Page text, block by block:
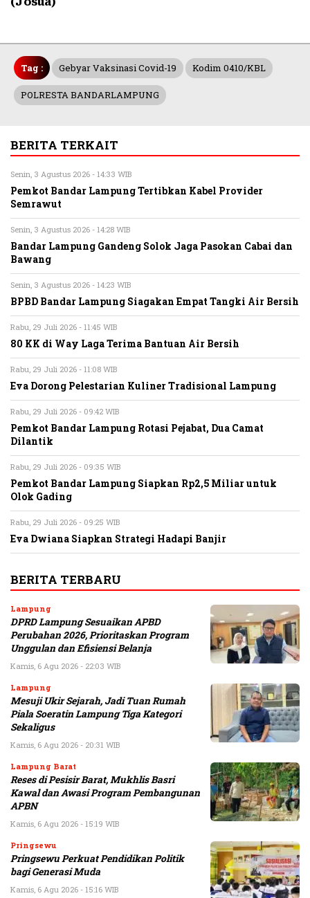
Tag : Gebyar Vaksinasi Covid-19 Kodim 0410/KBL
POLRESTA BANDARLAMPUNG
BERITA TERKAIT
Senin, 3 Agustus 2026 - 14:33 WIB
Pemkot Bandar Lampung Tertibkan Kabel Provider
Semrawut
Senin, 3 Agustus 2026 - 14:28 WIB
Bandar Lampung Gandeng Solok Jaga Pasokan Cabai dan
Bawang
Senin, 3 Agustus 2026 - 14:23 WIB
BPBD Bandar Lampung Siagakan Empat Tangki Air Bersih
Rabu, 29 Juli 2026 - 11:45 WIB
80 KK di Way Laga Terima Bantuan Air Bersih
Rabu, 29 Juli 2026 - 11:08 WIB
Eva Dorong Pelestarian Kuliner Tradisional Lampung
Rabu, 29 Juli 2026 - 09:42 WIB
Pemkot Bandar Lampung Rotasi Pejabat, Dua Camat
Dilantik
Rabu, 29 Juli 2026 - 09:35 WIB
Pemkot Bandar Lampung Siapkan Rp2,5 Miliar untuk
Olok Gading
Rabu, 29 Juli 2026 - 09:25 WIB
Eva Dwiana Siapkan Strategi Hadapi Banjir
BERITA TERBARU
Lampung
DPRD Lampung Sesuaikan APBD
Perubahan 2026, Prioritaskan Program
Unggulan dan Efisiensi Belanja
Kamis, 6 Agu 2026 - 22:03 WIB
Lampung
Mesuji Ukir Sejarah, Jadi Tuan Rumah
Piala Soeratin Lampung Tiga Kategori
Sekaligus
Kamis, 6 Agu 2026 - 20:31 WIB
Lampung Barat
Reses di Pesisir Barat, Mukhlis Basri
Kawal dan Awasi Program Pembangunan
APBN
Kamis, 6 Agu 2026 - 15:19 WIB
Pringsewu
Pringsewu Perkuat Pendidikan Politik
bagi Generasi Muda
Kamis, 6 Agu 2026 - 15:16 WIB